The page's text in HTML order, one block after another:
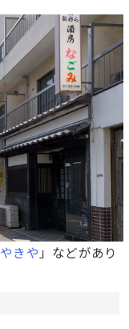
やきや 」などがあり